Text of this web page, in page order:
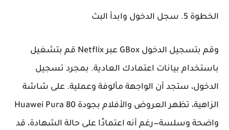
الخطوة 5. سجل الدخول وابدأ البث
قم بتشغيل Netflix عبر GBox وقم بتسجيل الدخول
باستخدام بيانات اعتمادك العادية. بمجرد تسجيل
الدخول، ستجد أن الواجهة مألوفة وعملية. على شاشة
Huawei Pura 80 الزاهية، تظهر العروض والأفلام بجودة
واضحة وسلسة—رغم أنه اعتمادًا على حالة الشهادة، قد